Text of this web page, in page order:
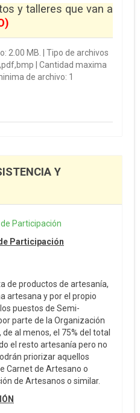
y talleres que van a
2.00 MB. | Tipo de archivos
| Cantidad maxima
de archivo: 1
Y
Participación
Participación
de productos de artesanía,
artesana y por el propio
puestos de Semi-
parte de la Organización
al menos, el 75% del total
el resto artesanía pero no
priorizar aquellos
Carnet de Artesano o
de Artesanos o similar.